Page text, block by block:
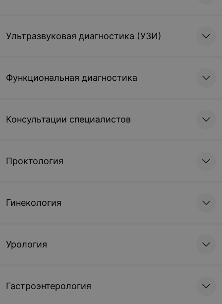
Ультразвуковая диагностика (УЗИ)
Функциональная диагностика
Консультации специалистов
Проктология
Гинекология
Урология
Гастроэнтерология